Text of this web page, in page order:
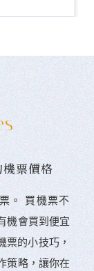
票價格
。 󠀠買機票不
機會買到便宜
票的小技巧，
策略，讓你在